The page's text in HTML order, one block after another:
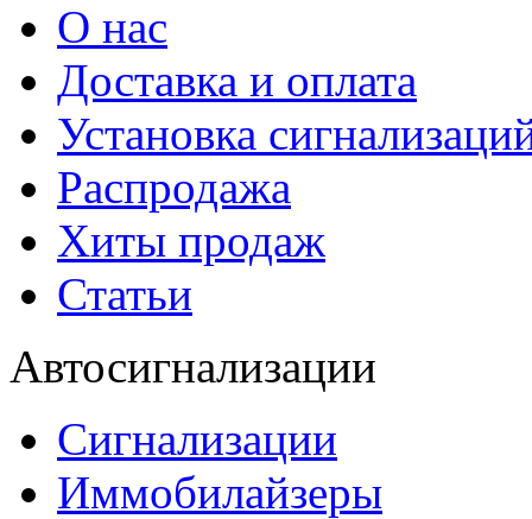
О нас
Доставка и оплата
Установка
Распродажа
Хиты продаж
Статьи
Автосигнализации
Сигнализации
Иммобилайзеры